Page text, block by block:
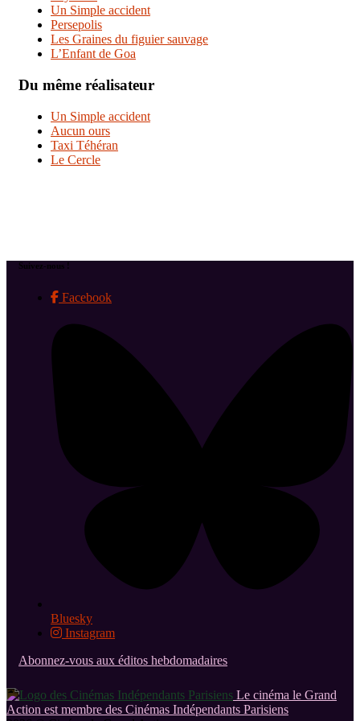
Un Simple accident
Persepolis
Les Graines du figuier sauvage
L’Enfant de Goa
Du même réalisateur
Un Simple accident
Aucun ours
Taxi Téhéran
Le Cercle
Suivez-nous !
Facebook
Bluesky
Instagram
Abonnez-vous aux éditos hebdomadaires
Le cinéma le Grand
Action est membre des Cinémas Indépendants Parisiens